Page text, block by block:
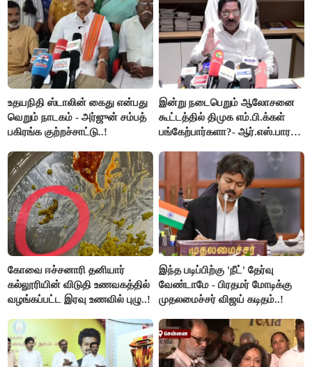
உதயநிதி ஸ்டாலின் கைது என்பது
வெறும் நாடகம் - அர்ஜுன் சம்பத்
பகிரங்க குற்றச்சாட்டு..!
இன்று நடைபெறும் ஆலோசனை
கூட்டத்தில் திமுக எம்.பி.க்கள்
பங்கேற்பார்களா?- ஆர்.எஸ்.பாரதி
கோவை ஈச்சனாரி தனியார்
கல்லூரியின் விடுதி உணவகத்தில்
வழங்கப்பட்ட இரவு உணவில் புழு..!
இந்த படிப்பிற்கு 'நீட்' தேர்வு
வேண்டாமே - பிரதமர் மோடிக்கு
முதலமைச்சர் விஜய் கடிதம்..!